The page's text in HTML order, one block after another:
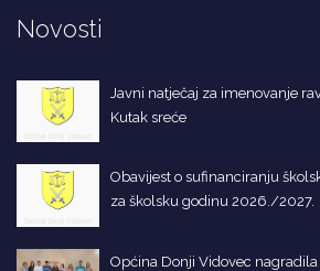
Novosti
Javni natječaj za imenovanje
Kutak sreće
Obavijest o sufinanciranju
za školsku godinu 2026./2027.
Općina Donji Vidovec